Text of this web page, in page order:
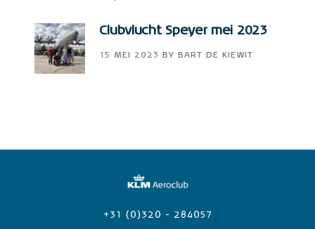
Clubvlucht Speyer mei 2023
15 MEI 2023 BY BART DE KIEWIT
+31 (0)320 - 284057